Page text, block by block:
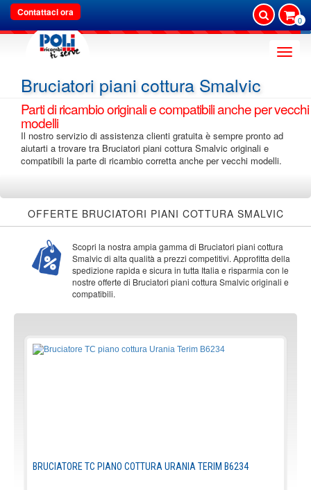
Contattaci ora
0
Toggle
Bruciatori piani cottura Smalvic
Parti di ricambio originali e compatibili anche per vecchi
modelli
Il nostro servizio di assistenza clienti gratuita è sempre pronto ad
aiutarti a trovare tra Bruciatori piani cottura Smalvic originali e
compatibili la parte di ricambio corretta anche per vecchi modelli.
OFFERTE BRUCIATORI PIANI COTTURA SMALVIC
Scopri la nostra ampia gamma di Bruciatori piani cottura
Smalvic di alta qualità a prezzi competitivi. Approfitta della
spedizione rapida e sicura in tutta Italia e risparmia con le
nostre offerte di Bruciatori piani cottura Smalvic originali e
compatibili.
BRUCIATORE TC PIANO COTTURA URANIA TERIM B6234